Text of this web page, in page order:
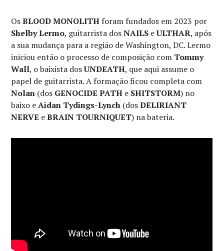
OsBLOOD MONOLITH foram fundados em 2023 por
Shelby Lermo, guitarrista dosNAILS eULTHAR, após
a sua mudança para a região de Washington, DC. Lermo
iniciou então o processo de composição com Tommy
Wall, o baixista dosUNDEATH, que aqui assume o
papel de guitarrista. A formação ficou completa com
Nolan (dos GENOCIDE PATH e SHITSTORM) no
baixo eAidan Tydings-Lynch (dosDELIRIANT
NERVE eBRAIN TOURNIQUET) na bateria.